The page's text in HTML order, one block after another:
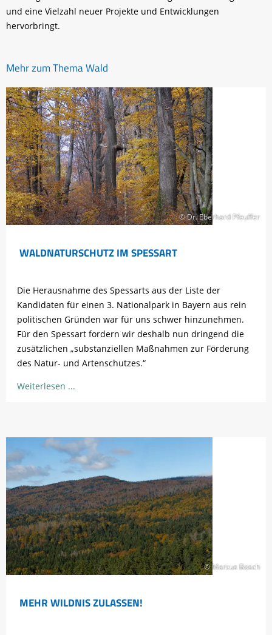
und eine Vielzahl neuer Projekte und Entwicklungen
hervorbringt.
Mehr zum Thema Wald
© Dr. Eberhard Pfeuffer
WALDNATURSCHUTZ IM SPESSART
Die Herausnahme des Spessarts aus der Liste der
Kandidaten für einen 3. Nationalpark in Bayern aus rein
politischen Gründen war für uns schwer hinzunehmen.
Für den Spessart fordern wir deshalb nun dringend die
zusätzlichen „substanziellen Maßnahmen zur Förderung
des Natur- und Artenschutzes.“
Weiterlesen
© Marcus Bosch
MEHR WILDNIS ZULASSEN!